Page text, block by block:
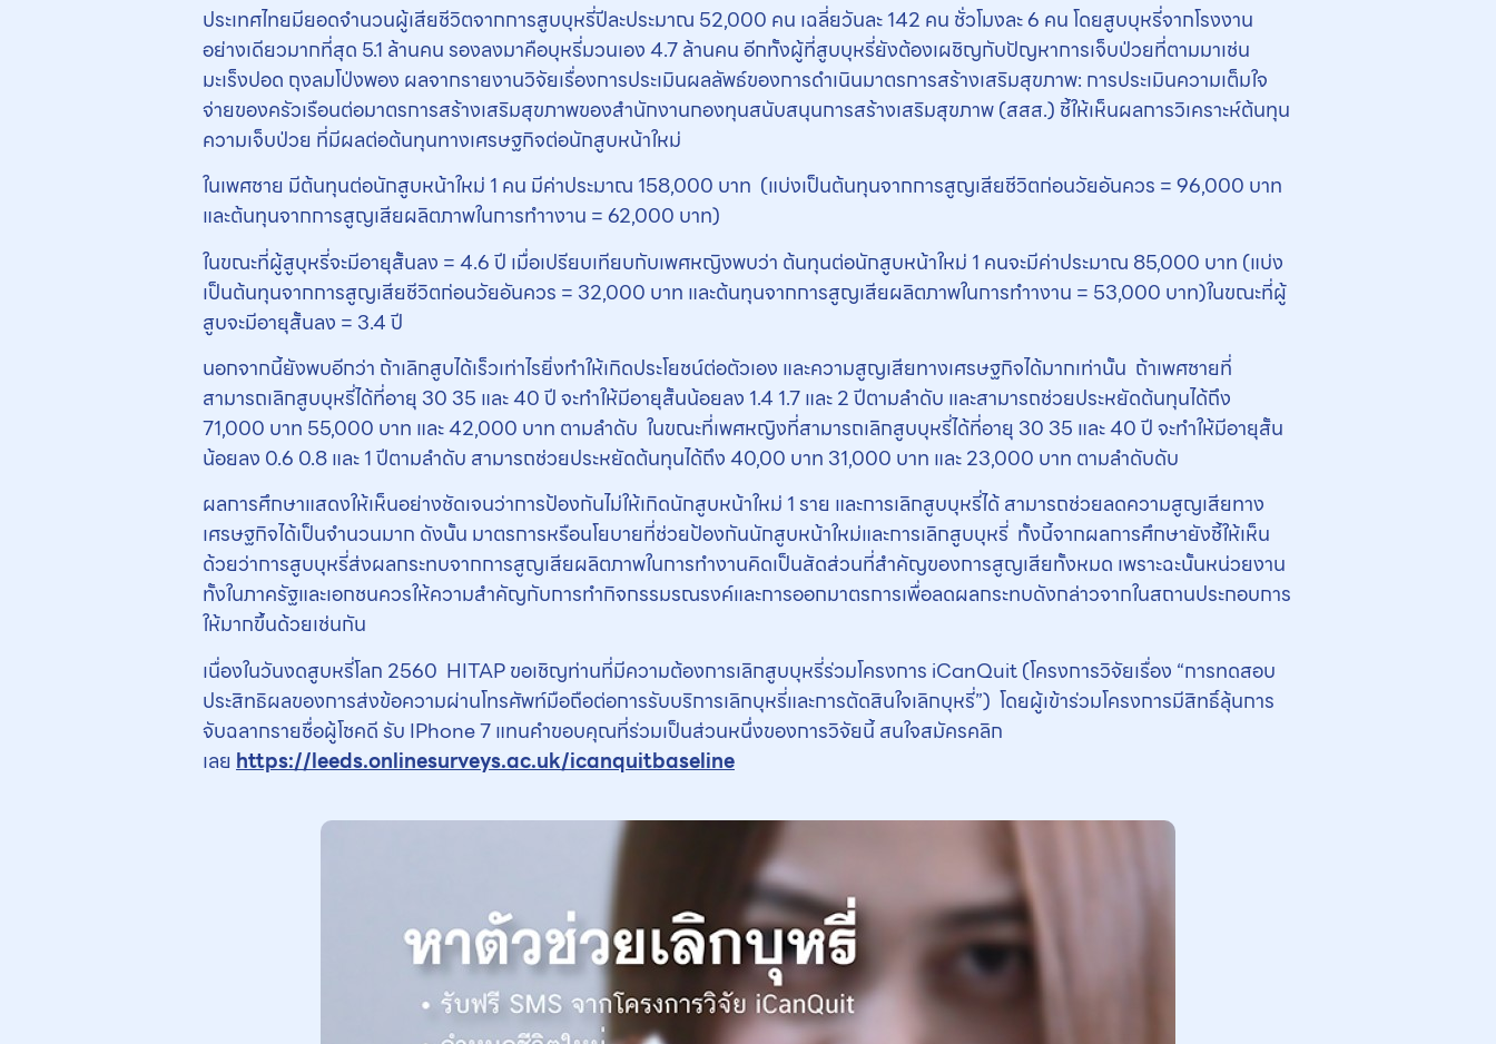
ประเทศไทยมียอดจำนวนผู้เสียชีวิตจากการสูบบุหรี่ปีละประมาณ 52,000 คน เฉลี่ยวันละ 142 คน ชั่วโมงละ 6 คน โดยสูบบุหรี่จากโรงงาน
อย่างเดียวมากที่สุด 5.1 ล้านคน รองลงมาคือบุหรี่มวนเอง 4.7 ล้านคน อีกทั้งผู้ที่สูบบุหรี่ยังต้องเผชิญกับปัญหาการเจ็บป่วยที่ตามมาเช่น
มะเร็งปอด ถุงลมโป่งพอง ผลจากรายงานวิจัยเรื่องการประเมินผลลัพธ์ของการดำเนินมาตรการสร้างเสริมสุขภาพ: การประเมินความเต็มใจ
จ่ายของครัวเรือนต่อมาตรการสร้างเสริมสุขภาพของสำนักงานกองทุนสนับสนุนการสร้างเสริมสุขภาพ (สสส.) ชี้ให้เห็นผลการวิเคราะห์ต้นทุน
ความเจ็บป่วย ที่มีผลต่อต้นทุนทางเศรษฐกิจต่อนักสูบหน้าใหม่
ในเพศชาย มีต้นทุนต่อนักสูบหน้าใหม่ 1 คน มีค่าประมาณ 158,000 บาท (แบ่งเป็นต้นทุนจากการสูญเสียชีวิตก่อนวัยอันควร = 96,000 บาท
และต้นทุนจากการสูญเสียผลิตภาพในการทําางาน = 62,000 บาท)
ในขณะที่ผู้สูบุหรี่จะมีอายุสั้นลง = 4.6 ปี เมื่อเปรียบเทียบกับเพศหญิงพบว่า ต้นทุนต่อนักสูบหน้าใหม่ 1 คนจะมีค่าประมาณ 85,000 บาท (แบ่ง
เป็นต้นทุนจากการสูญเสียชีวิตก่อนวัยอันควร = 32,000 บาท และต้นทุนจากการสูญเสียผลิตภาพในการทําางาน = 53,000 บาท)ในขณะที่ผู้
สูบจะมีอายุสั้นลง = 3.4 ปี
นอกจากนี้ยังพบอีกว่า ถ้าเลิกสูบได้เร็วเท่าไรยิ่งทําให้เกิดประโยชน์ต่อตัวเอง และความสูญเสียทางเศรษฐกิจได้มากเท่านั้น ถ้าเพศชายที่
สามารถเลิกสูบบุหรี่ได้ที่อายุ 30 35 และ 40 ปี จะทำให้มีอายุสั้นน้อยลง 1.4 1.7 และ 2 ปีตามลําดับ และสามารถช่วยประหยัดต้นทุนได้ถึง
71,000 บาท 55,000 บาท และ 42,000 บาท ตามลําดับ ในขณะที่เพศหญิงที่สามารถเลิกสูบบุหรี่ได้ที่อายุ 30 35 และ 40 ปี จะทำให้มีอายุสั้น
น้อยลง 0.6 0.8 และ 1 ปีตามลําดับ สามารถช่วยประหยัดต้นทุนได้ถึง 40,00 บาท 31,000 บาท และ 23,000 บาท ตามลําดับดับ
ผลการศึกษาแสดงให้เห็นอย่างชัดเจนว่าการป้องกันไม่ให้เกิดนักสูบหน้าใหม่ 1 ราย และการเลิกสูบบุหรี่ได้ สามารถช่วยลดความสูญเสียทาง
เศรษฐกิจได้เป็นจำนวนมาก ดังนั้น มาตรการหรือนโยบายที่ช่วยป้องกันนักสูบหน้าใหม่และการเลิกสูบบุหรี่ ทั้งนี้จากผลการศึกษายังชี้ให้เห็น
ด้วยว่าการสูบบุหรี่ส่งผลกระทบจากการสูญเสียผลิตภาพในการทำงานคิดเป็นสัดส่วนที่สำคัญของการสูญเสียทั้งหมด เพราะฉะนั้นหน่วยงาน
ทั้งในภาครัฐและเอกชนควรให้ความสำคัญกับการทำกิจกรรมรณรงค์และการออกมาตรการเพื่อลดผลกระทบดังกล่าวจากในสถานประกอบการ
ให้มากขึ้นด้วยเช่นกัน
เนื่องในวันงดสูบหรี่โลก 2560 HITAP ขอเชิญท่านที่มีความต้องการเลิกสูบบุหรี่ร่วมโครงการ iCanQuit (โครงการวิจัยเรื่อง “การทดสอบ
ประสิทธิผลของการส่งข้อความผ่านโทรศัพท์มือถือต่อการรับบริการเลิกบุหรี่และการตัดสินใจเลิกบุหรี่”) โดยผู้เข้าร่วมโครงการมีสิทธิ์ลุ้นการ
จับฉลากรายชื่อผู้โชคดี รับ IPhone 7 แทนคำขอบคุณที่ร่วมเป็นส่วนหนึ่งของการวิจัยนี้ สนใจสมัครคลิก
เลย https://leeds.onlinesurveys.ac.uk/icanquitbaseline